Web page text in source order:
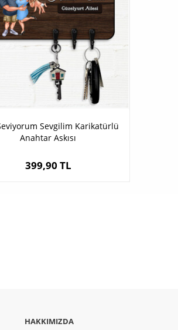
Sevgilim Karikatürlü
Anahtar Askısı
399,90 TL
HAKKIMIZDA